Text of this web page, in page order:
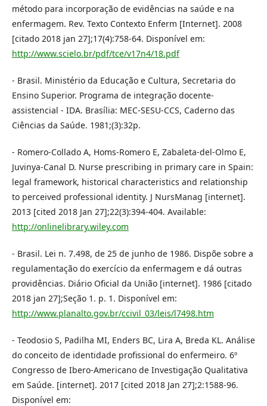
método para incorporação de evidências na saúde e na
enfermagem. Rev. Texto Contexto Enferm [Internet]. 2008
[citado 2018 jan 27];17(4):758-64. Disponível em:
http://www.scielo.br/pdf/tce/v17n4/18.pdf
- Brasil. Ministério da Educação e Cultura, Secretaria do
Ensino Superior. Programa de integração docente-
assistencial - IDA. Brasília: MEC-SESU-CCS, Caderno das
Ciências da Saúde. 1981;(3):32p.
- Romero-Collado A, Homs-Romero E, Zabaleta-del-Olmo E,
Juvinya-Canal D. Nurse prescribing in primary care in Spain:
legal framework, historical characteristics and relationship
to perceived professional identity. J NursManag [internet].
2013 [cited 2018 Jan 27];22(3):394-404. Available:
http://onlinelibrary.wiley.com
- Brasil. Lei n. 7.498, de 25 de junho de 1986. Dispõe sobre a
regulamentação do exercício da enfermagem e dá outras
providências. Diário Oficial da União [internet]. 1986 [citado
2018 jan 27];Seção 1. p. 1. Disponível em:
http://www.planalto.gov.br/ccivil_03/leis/l7498.htm
- Teodosio S, Padilha MI, Enders BC, Lira A, Breda KL. Análise
do conceito de identidade profissional do enfermeiro. 6º
Congresso de Ibero-Americano de Investigação Qualitativa
em Saúde. [internet]. 2017 [cited 2018 Jan 27];2:1588-96.
Disponível em: